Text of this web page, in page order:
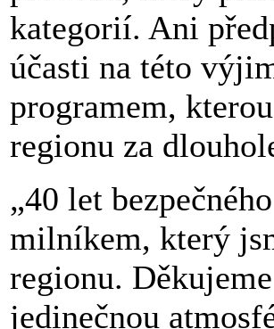
kategorií. Ani
účasti na této
programem,
regionu za
„40 let
milníkem, který
regionu.
jedinečnou